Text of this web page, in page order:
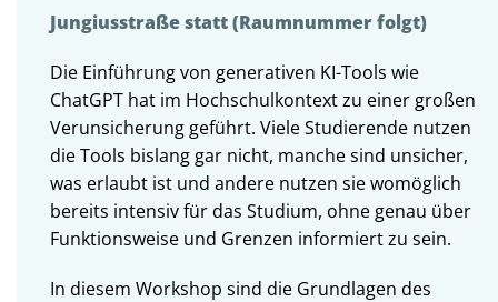
Jungiusstraße statt (Raumnummer folgt)
Die Einführung von generativen KI-Tools wie
ChatGPT hat im Hochschulkontext zu einer großen
Verunsicherung geführt. Viele Studierende nutzen
die Tools bislang gar nicht, manche sind unsicher,
was erlaubt ist und andere nutzen sie womöglich
bereits intensiv für das Studium, ohne genau über
Funktionsweise und Grenzen informiert zu sein.
In diesem Workshop sind die Grundlagen des